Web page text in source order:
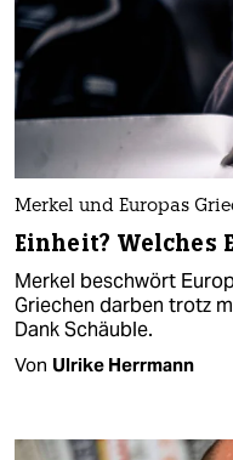
Merkel und Europas
Einheit? Welches
Merkel beschwört
Griechen darben trotz
Dank Schäuble.
Von Ulrike Herrmann